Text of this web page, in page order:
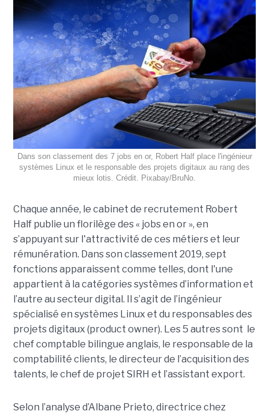
Dans son classement des 7 jobs en or, Robert Half place l'ingénieur
systèmes Linux et le responsable des projets digitaux au rang des
mieux lotis. Crédit. Pixabay/BruNo.
Chaque année, le cabinet de recrutement Robert
Half publie un florilège des « jobs en or », en
s’appuyant sur l'attractivité de ces métiers et leur
rémunération. Dans son classement 2019, sept
fonctions apparaissent comme telles, dont l'une
appartient à la catégories systèmes d’information et
l’autre au secteur digital. Il s’agit de l’ingénieur
spécialisé en systèmes Linux et du responsables des
projets digitaux (product owner). Les 5 autres sont le
chef comptable bilingue anglais, le responsable de la
comptabilité clients, le directeur de l’acquisition des
talents, le chef de projet SIRH et l’assistant export.
Selon l’analyse d’Albane Prieto, directrice chez